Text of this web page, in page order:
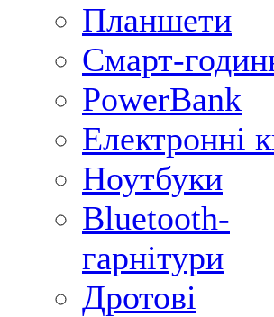
Планшети
Смарт-
PowerBank
Електронні
Ноутбуки
Bluetooth-
гарнітури
Дротові